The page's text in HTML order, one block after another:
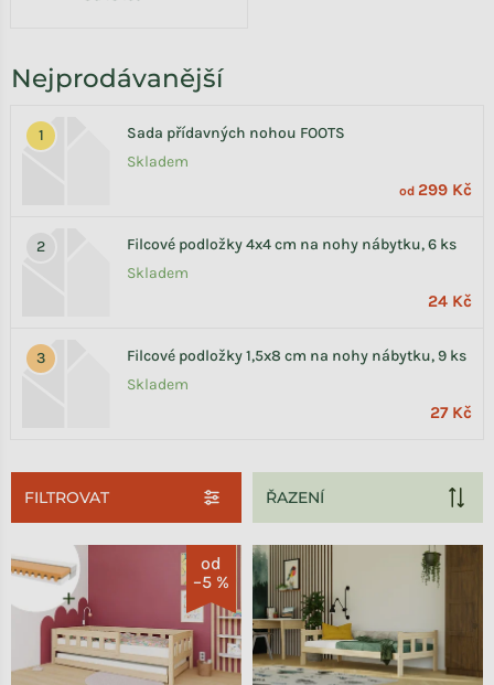
Nejprodávanější
Sada přídavných nohou FOOTS
Skladem
od 299 Kč
Filcové podložky 4x4 cm na nohy nábytku, 6 ks
Skladem
24 Kč
Filcové podložky 1,5x8 cm na nohy nábytku, 9 ks
Skladem
27 Kč
FILTROVAT
Výpis produktůod
–5 %